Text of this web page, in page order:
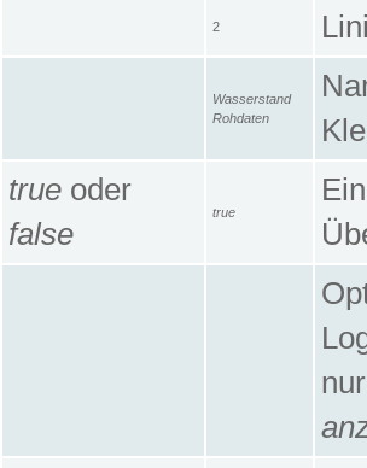
2
Wasserstand
Rohdaten
true oder
false
true